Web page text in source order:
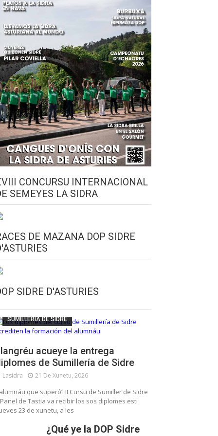
CONCURSU INTERNACIONAL
SEMEYES LA SIDRA
DE MAZANA DOP SIDRE
SIDRE D'ASTURIES
ESCUELA DE SUMILLERÍA DE LA SIDRE
SUMILLERÍA DE SIDRE
acueye la entrega
de Sumillería de Sidre
Lasidra 21 De Xunetu, 2026
que superó’l II Cursu de Sumiller de Sidre
de Tastia va recibir los sos diplomes esti
23 de xunetu, a les
¿Qué ye la DOP Sidre